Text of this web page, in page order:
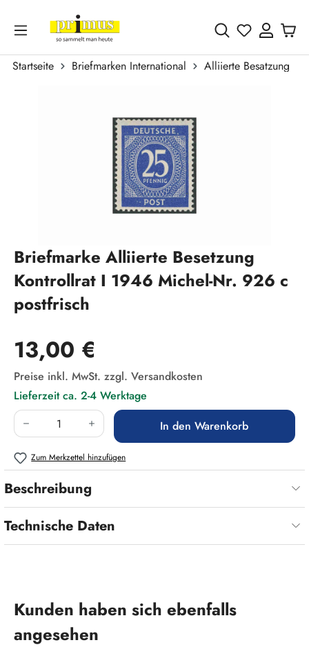
Zum Hauptinhalt springen
Du hast 0
Startseite Briefmarken International Alliierte Besatzung
Briefmarke Alliierte Besetzung
Kontrollrat I 1946 Michel-Nr. 926 c
postfrisch
Regulärer Preis:
13,00 €
Preise inkl. MwSt. zzgl. Versandkosten
Lieferzeit ca. 2-4 Werktage
Produkt Anzahl: Gib den gewünschten Wert
In den Warenkorb
Zum Merkzettel hinzufügen
Beschreibung
Technische Daten
Produktgalerie überspringen
Kunden haben sich ebenfalls
angesehen